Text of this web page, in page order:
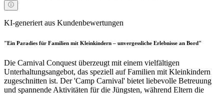
KI-generiert aus Kundenbewertungen
"Ein Paradies für Familien mit Kleinkindern – unvergessliche Erlebnisse an Bord"
Die Carnival Conquest überzeugt mit einem vielfältigen
Unterhaltungsangebot, das speziell auf Familien mit Kleinkindern
zugeschnitten ist. Der 'Camp Carnival' bietet liebevolle Betreuung
und spannende Aktivitäten für die Jüngsten, während Eltern die